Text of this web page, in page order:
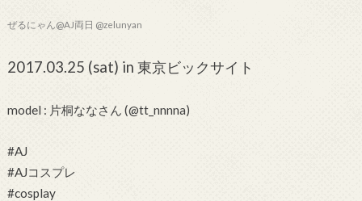
ぜるにゃん@AJ両日 @zelunyan
2017.03.25 (sat) in 東京ビックサイト
model : 片桐ななさん (@tt_nnnna)
#AJ
#AJコスプレ
#cosplay